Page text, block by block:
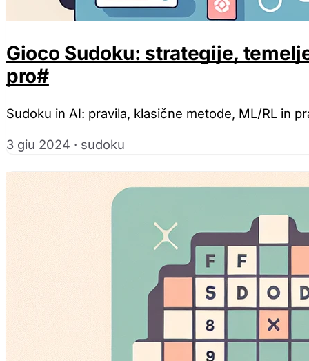
Gioco Sudoku: strategije,
pro#
Sudoku in AI: pravila, klasične metode, ML/RL in
3 giu 2024 · sudoku